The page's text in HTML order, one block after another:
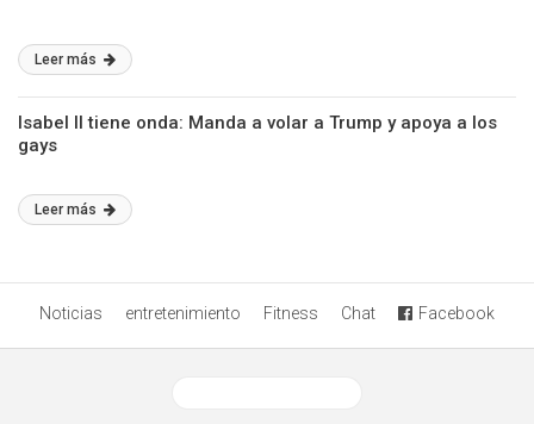
Leer más
Isabel II tiene onda: Manda a volar a Trump y apoya a los
gays
Leer más
Noticias entretenimiento Fitness Chat Facebook